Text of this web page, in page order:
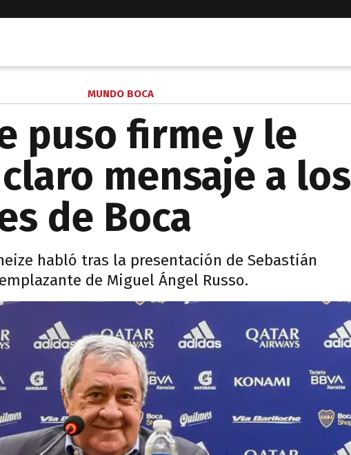
MUNDO BOCA
puso firme y le
mensaje a los
de Boca
habló tras la presentación de Sebastián
de Miguel Ángel Russo.